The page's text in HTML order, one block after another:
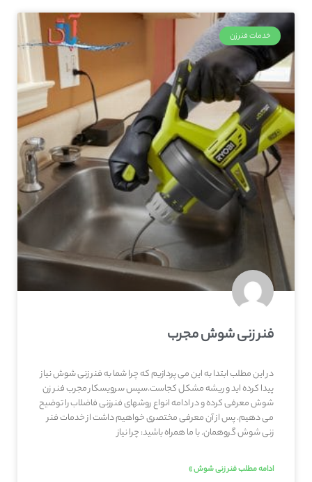
خدمات فنرزن
فنر زنی شوش مجرب
در این مطلب ابتدا به این می پردازیم که چرا شما به فنر زنی شوش نیاز
پیدا کرده اید و ریشه مشکل کجاست.سپس سرویسکار مجرب فنر زن
شوش معرفی کرده و در ادامه انواع روشهای فنرزنی فاضلاب را توضیح
می دهیم. پس از آن معرفی مختصری خواهیم داشت از خدمات فنر
زنی شوش گروهمان. با ما همراه باشید: چرا نیاز
ادامه مطلب فنر زنی شوش »